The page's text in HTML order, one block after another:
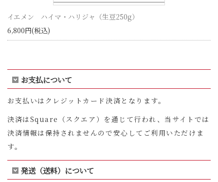
イエメン ハイマ・ハリジャ（生豆250g）
6,800円(税込)
お支払について
お支払いはクレジットカード決済となります。
決済はSquare（スクエア）を通じて行われ、当サイトでは
決済情報は保持されませんので安心してご利用いただけま
す。
発送（送料）について